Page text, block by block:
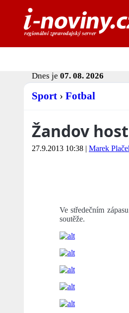
Dnes je 07. 08. 2026
Sport › Fotbal
Žandov
27.9.2013 10:38 | Marek
Ve středečním
soutěže.